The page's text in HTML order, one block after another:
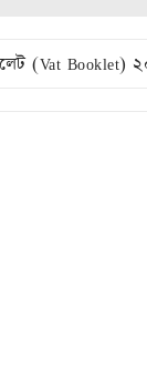
(Vat Booklet)